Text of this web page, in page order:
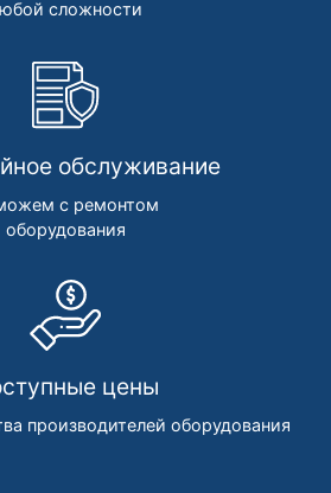
сложности
обслуживание
с ремонтом
оборудования
цены
производителей оборудования